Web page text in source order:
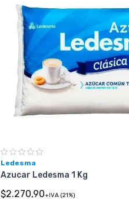
Ledesma
Azucar Ledesma 1 Kg
$2.270,90+IVA (21%)